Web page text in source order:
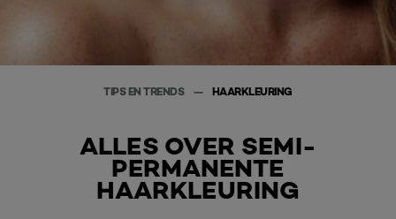
TIPS EN TRENDS HAARKLEURING
ALLES OVER SEMI-
PERMANENTE
HAARKLEURING